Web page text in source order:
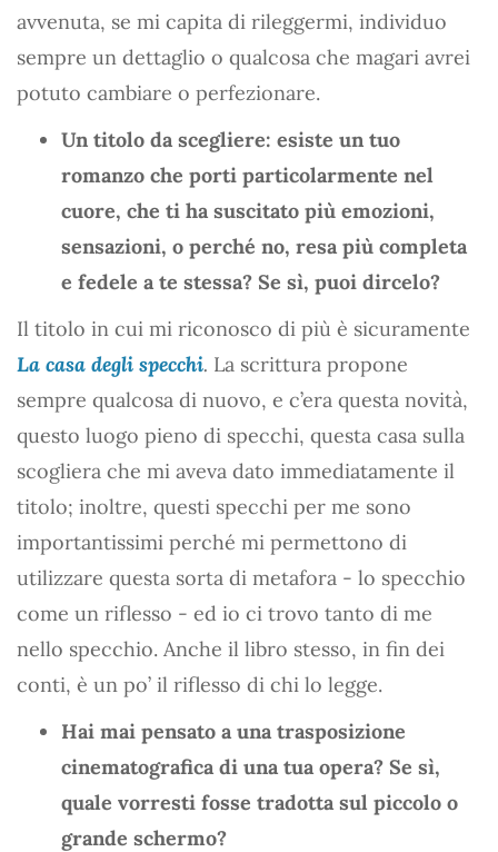
avvenuta, se mi capita di rileggermi, individuo
sempre un dettaglio o qualcosa che magari avrei
potuto cambiare o perfezionare.
Un titolo da scegliere: esiste un tuo
romanzo che porti particolarmente nel
cuore, che ti ha suscitato più emozioni,
sensazioni, o perché no, resa più completa
e fedele a te stessa? Se sì, puoi dircelo?
Il titolo in cui mi riconosco di più è sicuramente
La casa degli specchi. La scrittura propone
sempre qualcosa di nuovo, e c’era questa novità,
questo luogo pieno di specchi, questa casa sulla
scogliera che mi aveva dato immediatamente il
titolo; inoltre, questi specchi per me sono
importantissimi perché mi permettono di
utilizzare questa sorta di metafora - lo specchio
come un riflesso - ed io ci trovo tanto di me
nello specchio. Anche il libro stesso, in fin dei
conti, è un po’ il riflesso di chi lo legge.
Hai mai pensato a una trasposizione
cinematografica di una tua opera? Se sì,
quale vorresti fosse tradotta sul piccolo o
grande schermo?